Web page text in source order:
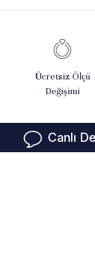
Ücretsiz Ölçü
Değişimi
Canlı